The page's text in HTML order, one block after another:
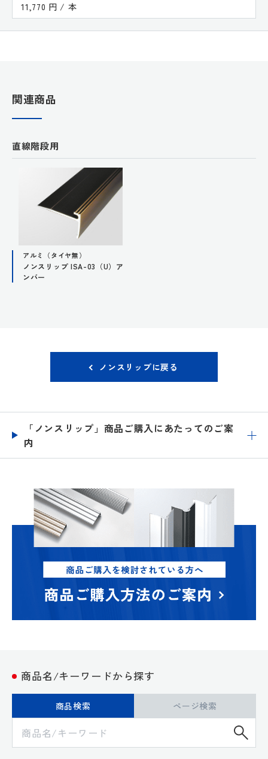
11,770 円 / 本
関連商品
直線階段用
アルミ（タイヤ無）
ノンスリップ ISA-03（U）ア
ンバー
ノンスリップに戻る
「ノンスリップ」商品ご購入にあたってのご案
内
商品名/キーワードから探す
商品検索 ページ検索